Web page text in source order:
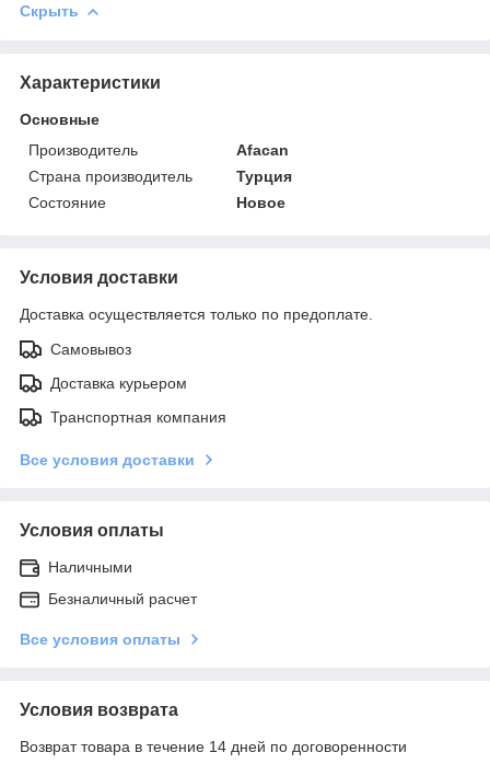
Скрыть
Характеристики
Основные
Производитель
Afacan
Страна производитель
Турция
Состояние
Новое
Условия доставки
Доставка осуществляется только по предоплате.
Самовывоз
Доставка курьером
Транспортная компания
Все условия доставки
Условия оплаты
Наличными
Безналичный расчет
Все условия оплаты
Условия возврата
Возврат товара в течение 14 дней по договоренности